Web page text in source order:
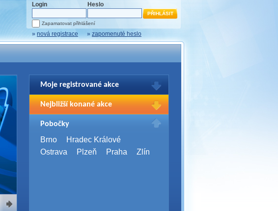
Login Heslo
Zapamatovat přihlášení
» nová registrace » zapomenuté heslo
Moje registrované akce
Pro zobrazení Vašich registrací na akce
se prosím přihlašte.
Nejbližší konané akce
WUG Days 2026
4. 9. 2026,Brno
SQL Server Bootcamp 2026
Pobočky
Brno
Hradec Králové
Ostrava
Plzeň Praha Zlín